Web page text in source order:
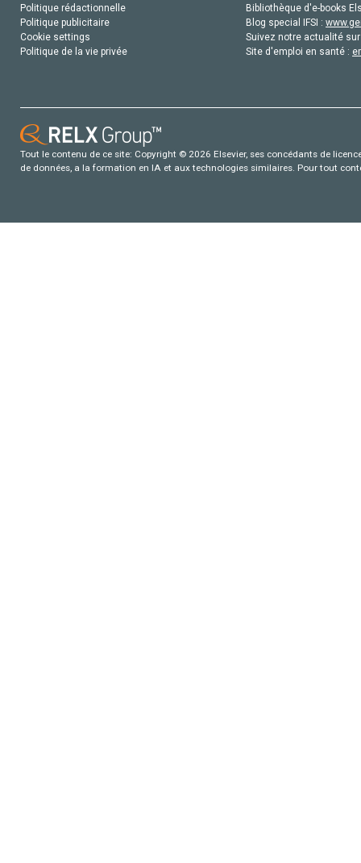
Politique rédactionnelle
Politique publicitaire
Cookie settings
Politique de la vie privée
Bibliothèque d'e-books
Blog special IFSI :
Suivez notre actualité
Site d'emploi en santé :
Tout le contenu de ce site: Copyright © 2026 Elsevier, ses concédants de
de données, a la formation en IA et aux technologies similaires. Pour tout